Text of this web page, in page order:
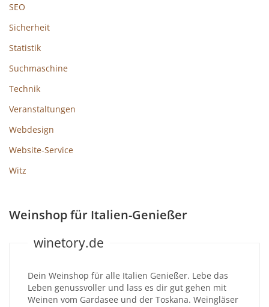
SEO
Sicherheit
Statistik
Suchmaschine
Technik
Veranstaltungen
Webdesign
Website-Service
Witz
Weinshop für Italien-Genießer
winetory.de
Dein Weinshop für alle Italien Genießer. Lebe das
Leben genussvoller und lass es dir gut gehen mit
Weinen vom Gardasee und der Toskana. Weingläser